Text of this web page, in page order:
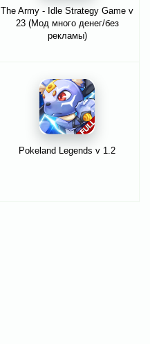
The Army - Idle Strategy Game v
23 (Мод много денег/без
рекламы)
Pokeland Legends v 1.2